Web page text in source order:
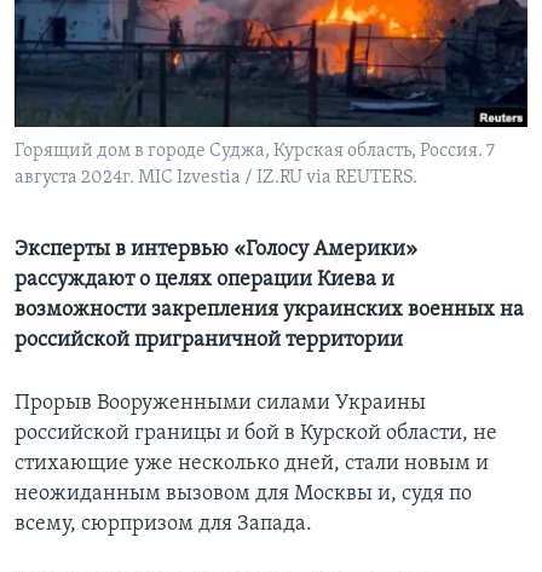
Learning English
СОЦИАЛЬНЫЕ СЕТИ
Горящий дом в городе Суджа, Курская область, Россия. 7
августа 2024г. MIC Izvestia / IZ.RU via REUTERS.
Эксперты в интервью «Голосу Америки»
рассуждают о целях операции Киева и
возможности закрепления украинских военных на
российской приграничной территории
Прорыв Вооруженными силами Украины
российской границы и бой в Курской области, не
стихающие уже несколько дней, стали новым и
неожиданным вызовом для Москвы и, судя по
всему, сюрпризом для Запада.